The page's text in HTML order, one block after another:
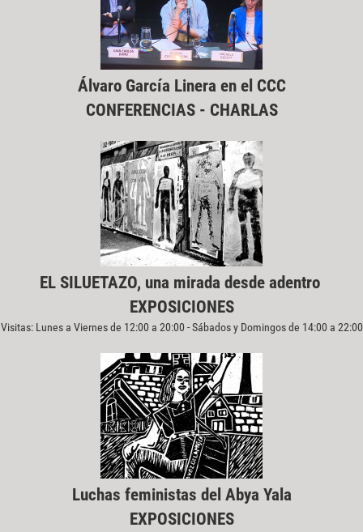
Álvaro García Linera en el CCC
CONFERENCIAS - CHARLAS
EL SILUETAZO, una mirada desde adentro
EXPOSICIONES
Visitas: Lunes a Viernes de 12:00 a 20:00 - Sábados y Domingos de 14:00 a 22:00
Luchas feministas del Abya Yala
EXPOSICIONES